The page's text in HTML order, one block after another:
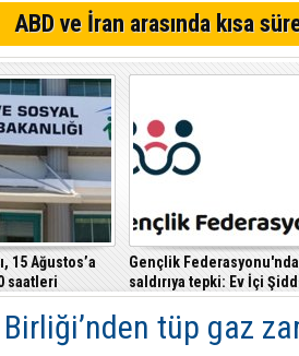
Dikkat
ABD ve İran arasında kısa
15 Ağustos’a
saatleri
çalışmayı
Gençlik
saldırıya tepki: Ev İçi
Yasası hayata geçirilmeli
Birliği’nden tüp gaz